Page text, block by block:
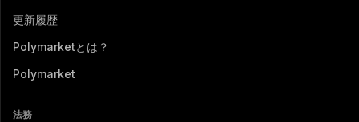
更新履歴
Polymarketとは？
Polymarket
法務